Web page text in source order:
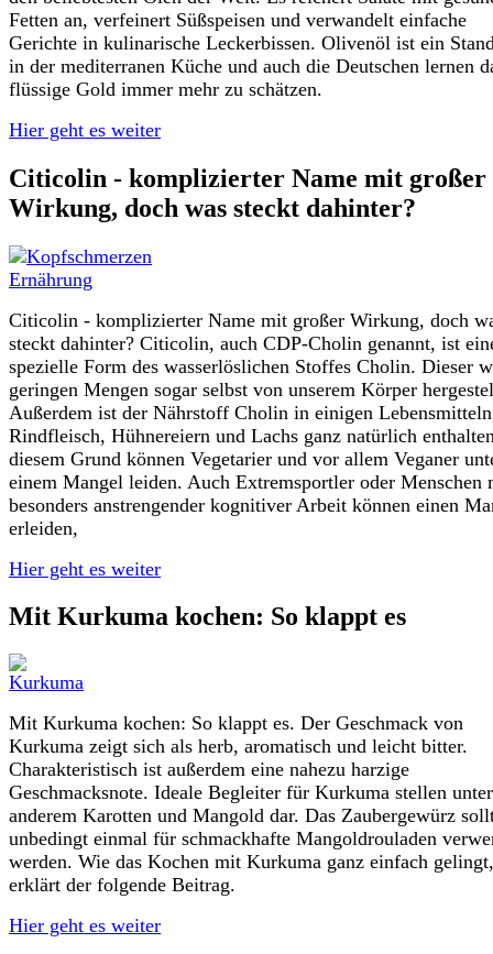
Fetten an, verfeinert Süßspeisen und verwandelt einfache
Gerichte in kulinarische Leckerbissen. Olivenöl ist ein
in der mediterranen Küche und auch die Deutschen lernen
flüssige Gold immer mehr zu schätzen.
Hier geht es weiter
Citicolin - komplizierter Name mit großer
Wirkung, doch was steckt dahinter?
Citicolin - komplizierter Name mit großer Wirkung, doch
steckt dahinter? Citicolin, auch CDP-Cholin genannt, ist
spezielle Form des wasserlöslichen Stoffes Cholin. Dieser
geringen Mengen sogar selbst von unserem Körper
Außerdem ist der Nährstoff Cholin in einigen
Rindfleisch, Hühnereiern und Lachs ganz natürlich
diesem Grund können Vegetarier und vor allem Veganer
einem Mangel leiden. Auch Extremsportler oder Menschen
besonders anstrengender kognitiver Arbeit können einen
erleiden,
Hier geht es weiter
Mit Kurkuma kochen: So klappt es
Mit Kurkuma kochen: So klappt es. Der Geschmack von
Kurkuma zeigt sich als herb, aromatisch und leicht bitter.
Charakteristisch ist außerdem eine nahezu harzige
Geschmacksnote. Ideale Begleiter für Kurkuma stellen unter
anderem Karotten und Mangold dar. Das Zaubergewürz
unbedingt einmal für schmackhafte Mangoldrouladen
werden. Wie das Kochen mit Kurkuma ganz einfach gelingt,
erklärt der folgende Beitrag.
Hier geht es weiter